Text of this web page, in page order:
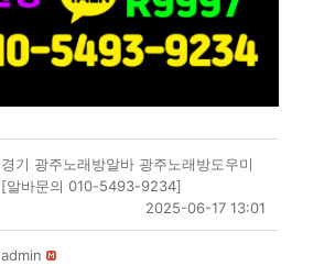
경기 광주노래방알바 광주노래방도우미
[알바문의 010-5493-9234]
2025-06-17 13:01
admin